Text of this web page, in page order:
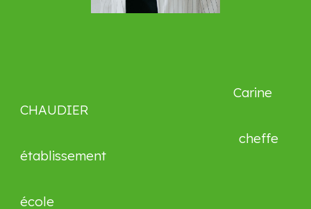
Carine
CHAUDIER
cheffe
établissement
école